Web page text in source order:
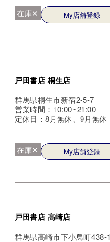
在庫✕ My店舗登録
戸田書店 桐生店
群馬県桐生市新宿2-5-7
営業時間：10:00~21:00
定休日：8月無休、9月無休
在庫✕ My店舗登録
戸田書店 高崎店
群馬県高崎市下小鳥町438-1